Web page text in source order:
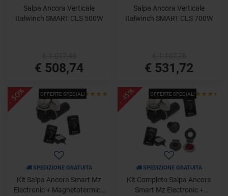
Salpa Ancora Verticale
Italwinch SMART CLS 500W
€ 508,74
Salpa Ancora Verticale
Italwinch SMART CLS 700W
€ 531,72
OFFERTE SPECIALI
- 50%
SPEDIZIONE GRATUITA
Kit Salpa Ancora Smart Mz
Electronic + Magnetotermico
OFFERTE SPECIALI
- 45%
SPEDIZIONE GRATUITA
Kit Completo Salpa Ancora
Smart Mz Electronic +